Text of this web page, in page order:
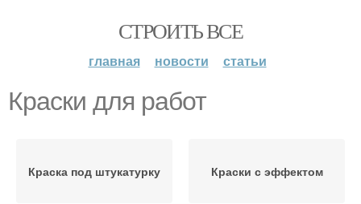
СТРОИТЬ ВСЕ
главная новости статьи
Краски для работ
Краска под штукатурку Краски с эффектом